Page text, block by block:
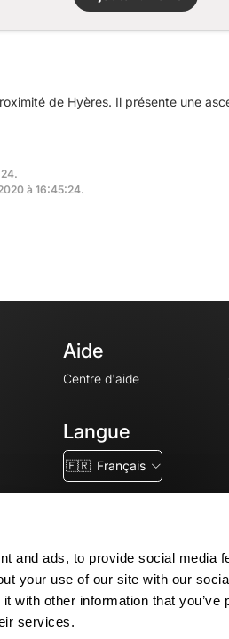
and ads, to provide social media
your use of our site with our
with other information that you’ve
services.
de Hyères. Il présente une
à 16:45:24.
Aide
Centre d'aide
Langue
🇫🇷 Français